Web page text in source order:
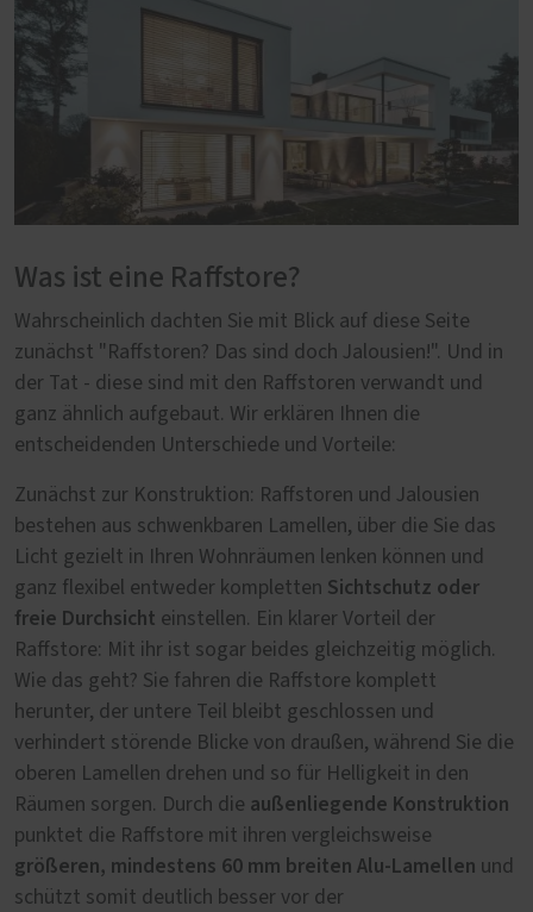
Was ist eine Raffstore?
Wahrscheinlich dachten Sie mit Blick auf diese Seite
zunächst "Raffstoren? Das sind doch Jalousien!". Und in
der Tat - diese sind mit den Raffstoren verwandt und
ganz ähnlich aufgebaut. Wir erklären Ihnen die
entscheidenden Unterschiede und Vorteile:
Zunächst zur Konstruktion: Raffstoren und Jalousien
bestehen aus schwenkbaren Lamellen, über die Sie das
Licht gezielt in Ihren Wohnräumen lenken können und
ganz flexibel entweder kompletten Sichtschutz oder
freie Durchsicht einstellen. Ein klarer Vorteil der
Raffstore: Mit ihr ist sogar beides gleichzeitig möglich.
Wie das geht? Sie fahren die Raffstore komplett
herunter, der untere Teil bleibt geschlossen und
verhindert störende Blicke von draußen, während Sie die
oberen Lamellen drehen und so für Helligkeit in den
Räumen sorgen. Durch die außenliegende Konstruktion
punktet die Raffstore mit ihren vergleichsweise
größeren, mindestens 60 mm breiten Alu-Lamellen und
schützt somit deutlich besser vor der